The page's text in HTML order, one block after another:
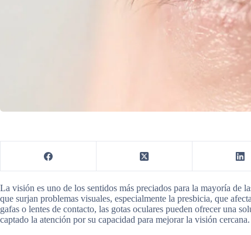
La visión es uno de los sentidos más preciados para la mayoría de
que surjan problemas visuales, especialmente la presbicia, que
gafas o lentes de contacto, las gotas oculares pueden ofrecer una
captado la atención por su capacidad para mejorar la visión cercana.